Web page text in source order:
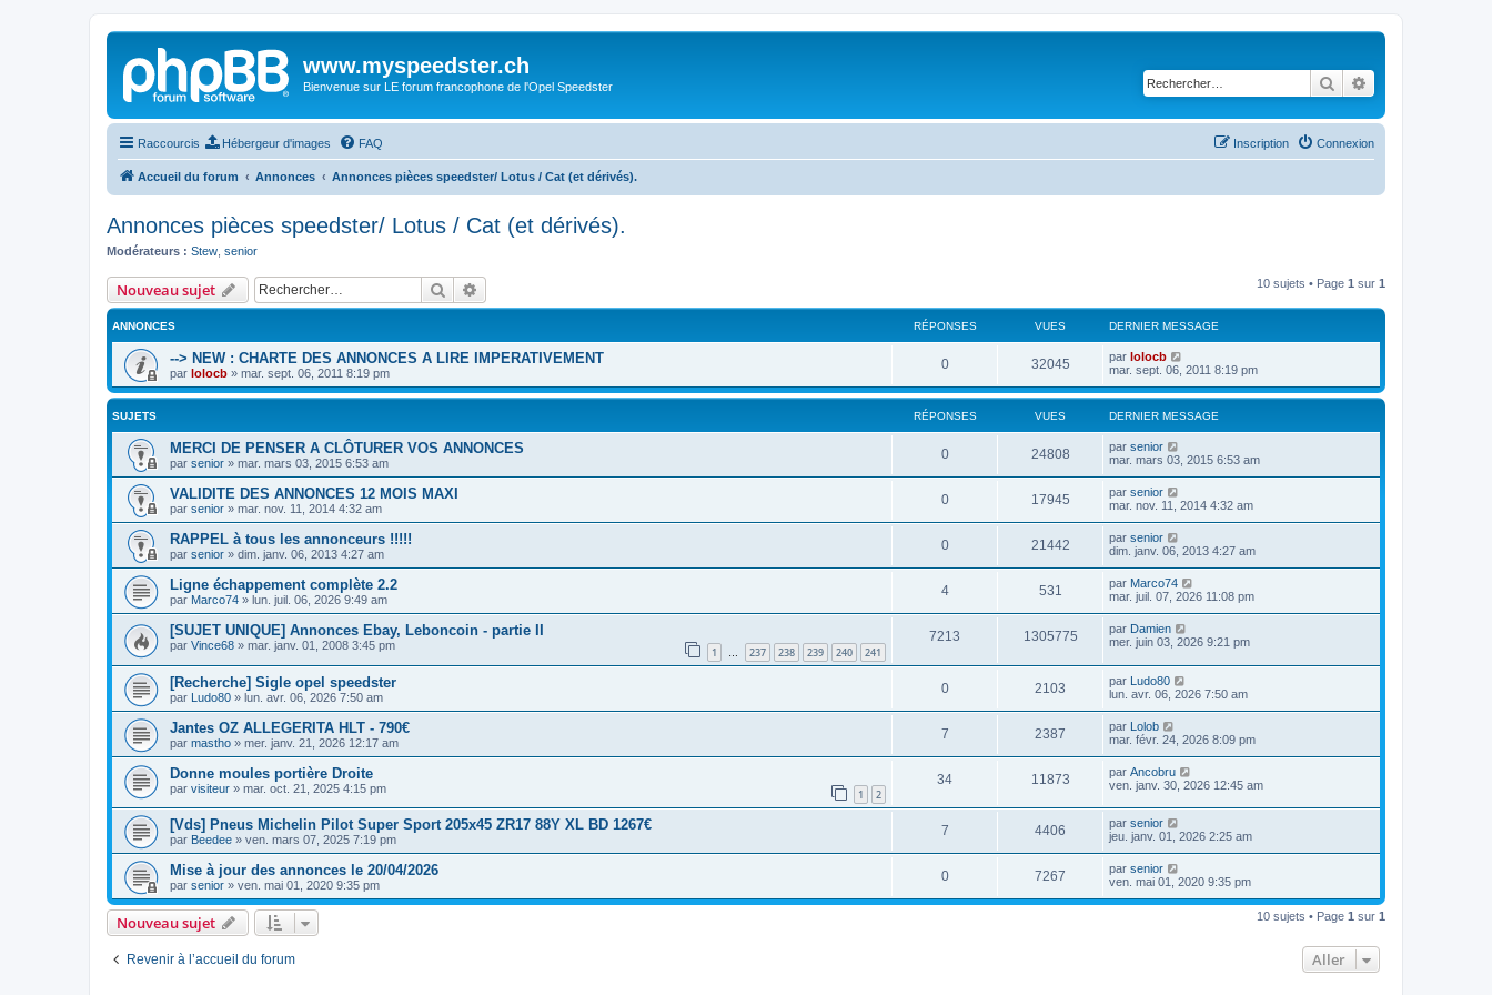
www.myspeedster.ch
Bienvenue sur LE forum francophone de l'Opel Speedster Rechercher
Raccourcis Hébergeur d'images FAQ Connexion
Inscription
Accueil du forum Annonces Annonces pièces speedster/ Lotus / Cat (et dérivés).
Annonces pièces speedster/ Lotus / Cat (et dérivés).
Modérateurs : Stew senior
Nouveau sujet Rechercher 10 sujets • Page 1 sur 1
ANNONCES RÉPONSES VUES DERNIER MESSAGE
--> NEW : CHARTE DES ANNONCES A LIRE IMPERATIVEMENT
par lolocb » mar. sept. 06, 2011 8:19 pm
0 32045 par lolocb
mar. sept. 06, 2011 8:19 pm
SUJETS RÉPONSES VUES DERNIER MESSAGE
MERCI DE PENSER A CLÔTURER VOS ANNONCES
par senior » mar. mars 03, 2015 6:53 am
0 24808 par senior
mar. mars 03, 2015 6:53 am
VALIDITE DES ANNONCES 12 MOIS MAXI
par senior » mar. nov. 11, 2014 4:32 am
0 17945 par senior
mar. nov. 11, 2014 4:32 am
RAPPEL à tous les annonceurs !!!!!
par senior » dim. janv. 06, 2013 4:27 am
0 21442 par senior
dim. janv. 06, 2013 4:27 am
Ligne échappement complète 2.2
par Marco74 » lun. juil. 06, 2026 9:49 am
4 531 par Marco74
mar. juil. 07, 2026 11:08 pm
[SUJET UNIQUE] Annonces Ebay, Leboncoin - partie II
par Vince68 » mar. janv. 01, 2008 3:45 pm 1 … 237 238 239 240 241
7213 1305775 par Damien
mer. juin 03, 2026 9:21 pm
[Recherche] Sigle opel speedster
par Ludo80 » lun. avr. 06, 2026 7:50 am
0 2103 par Ludo80
lun. avr. 06, 2026 7:50 am
Jantes OZ ALLEGERITA HLT - 790€
par mastho » mer. janv. 21, 2026 12:17 am
7 2387 par Lolob
mar. févr. 24, 2026 8:09 pm
Donne moules portière Droite
par visiteur » mar. oct. 21, 2025 4:15 pm 1 2
34 11873 par Ancobru
ven. janv. 30, 2026 12:45 am
[Vds] Pneus Michelin Pilot Super Sport 205x45 ZR17 88Y XL BD 1267€
par Beedee » ven. mars 07, 2025 7:19 pm
7 4406 par senior
jeu. janv. 01, 2026 2:25 am
Mise à jour des annonces le 20/04/2026
par senior » ven. mai 01, 2020 9:35 pm
0 7267 par senior
ven. mai 01, 2020 9:35 pm
Nouveau sujet 10 sujets • Page 1 sur 1
Revenir à l’accueil du forum Aller